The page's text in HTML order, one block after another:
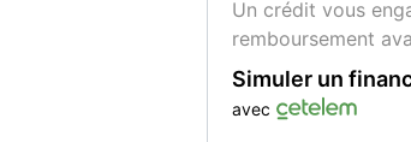
- puissance fiscale : 6
- puissance reelle : 120
- classe critair : oui
- allumage automatique
- bluetooth : oui
Un crédit vous
remboursement
Simuler un
avec